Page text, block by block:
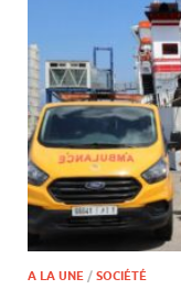
A LA UNE / SOCIÉTÉ